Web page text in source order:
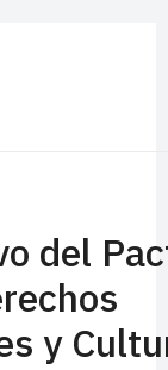
del
y